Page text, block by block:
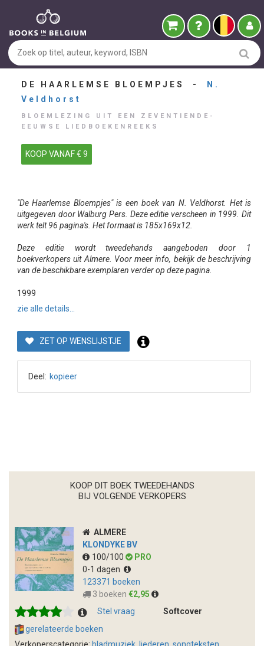
DE HAARLEMSE BLOEMPJES -
N.
Veldhorst
BLOEMLEZING UIT EEN ZEVENTIENDE-
EEUWSE LIEDBOEKENREEKS
KOOP VANAF € 9
"De Haarlemse Bloempjes" is een boek van N. Veldhorst. Het is
uitgegeven door Walburg Pers. Deze editie verscheen in 1999. Dit
werk telt 96 pagina's. Het formaat is 185x169x12.
Deze editie wordt tweedehands aangeboden door 1
boekverkopers uit Almere. Voor meer info, bekijk de beschrijving
van de beschikbare exemplaren verder op deze pagina.
1999
zie alle details...
ZET OP WENSLIJSTJE
Deel: kopieer
KOOP DIT BOEK TWEEDEHANDS
BIJ VOLGENDE VERKOPERS
ALMERE
KLONDYKE BV
100/100
PRO
0-1 dagen
123371 boeken
3 boeken €2,95
Stel vraag
Softcover
gerelateerde boeken